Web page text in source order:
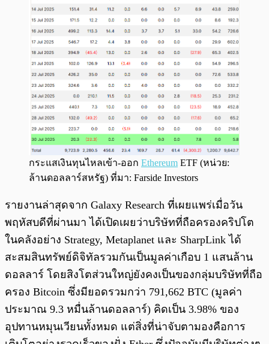
กระแสเงินทุนไหลเข้า-ออก Ethereum ETF (หน่วย:
ล้านดอลลาร์สหรัฐ) ที่มา: Farside Investors
รายงานล่าสุดจาก Galaxy Research ที่เผยแพร่เมื่อวัน
พฤหัสบดีที่ผ่านมา ได้เปิดเผยว่าบริษัทที่ถือครองคริปโต
ในคลังอย่าง Strategy, Metaplanet และ SharpLink ได้
สะสมสินทรัพย์ดิจิทัลรวมกันเป็นมูลค่าเกือบ 1 แสนล้าน
ดอลลาร์ โดยสิงโตส่วนใหญ่ยังคงเป็นของกลุ่มบริษัทที่ถือ
ครอง Bitcoin ซึ่งมียอดรวมกว่า 791,662 BTC (มูลค่า
ประมาณ 9.3 หมื่นล้านดอลลาร์) คิดเป็น 3.98% ของ
อุปทานหมุนเวียนทั้งหมด แต่สิ่งที่น่าจับตามองคือการ